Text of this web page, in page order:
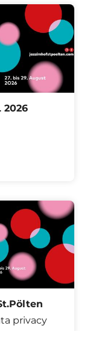
2026
privacy